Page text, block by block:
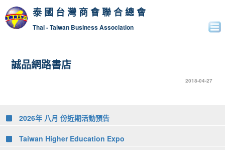
泰國台灣商會聯合總會
Thai - Taiwan Business Association
誠品網路書店
2018-04-27
2026年 八月 份近期活動預告
Taiwan Higher Education Expo